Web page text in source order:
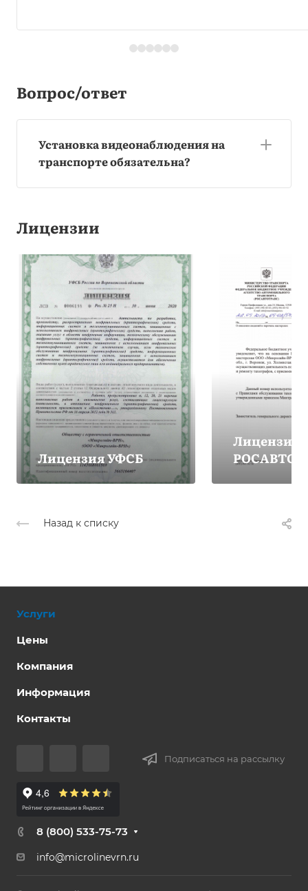
Вопрос/ответ
Установка видеонаблюдения на
транспорте обязательна?
Лицензии
Лицензия УФСБ
Лицензия
Назад к списку
Услуги
Цены
Компания
Информация
Контакты
Подписаться на рассылку
8 (800) 533-75-73
info@microlinevrn.ru